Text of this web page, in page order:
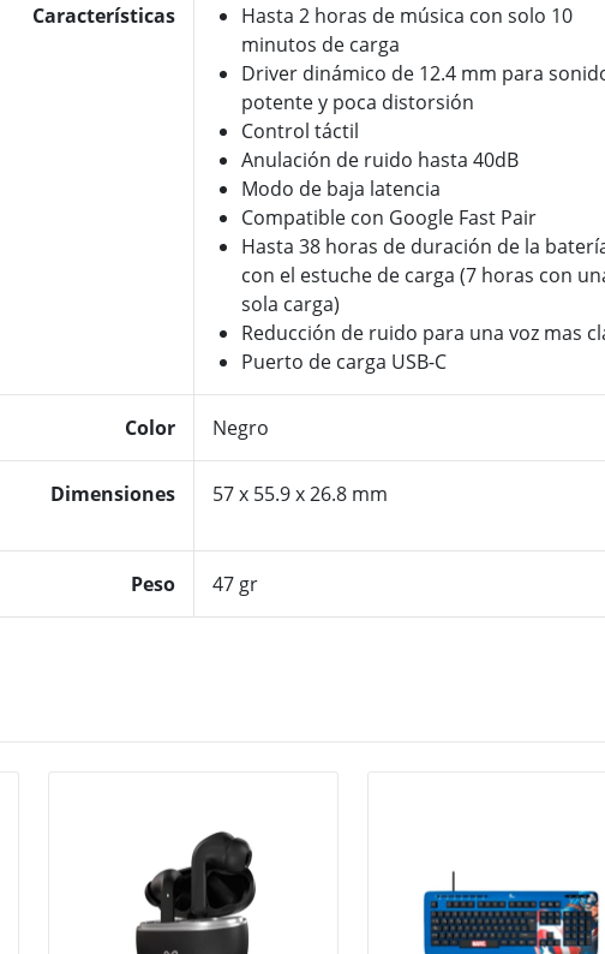
Características
Hasta 2 horas de música con solo 10
minutos de carga
Driver dinámico de 12.4 mm para
potente y poca distorsión
Control táctil
Anulación de ruido hasta 40dB
Modo de baja latencia
Compatible con Google Fast Pair
Hasta 38 horas de duración de la
con el estuche de carga (7 horas con
sola carga)
Reducción de ruido para una voz mas
Puerto de carga USB-C
Color Negro
Dimensiones 57 x 55.9 x 26.8 mm
Peso 47 gr